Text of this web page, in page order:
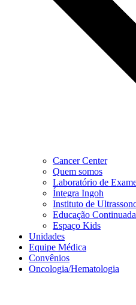
Cancer Center
Quem somos
Laboratório de
Íntegra Ingoh
Instituto de
Educação Continuada
Espaço Kids
Unidades
Equipe Médica
Convênios
Oncologia/Hematologia